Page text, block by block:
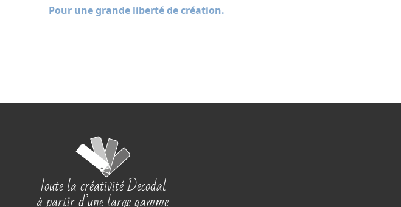
Pour une grande liberté de création.
Toute la créativité Decodal